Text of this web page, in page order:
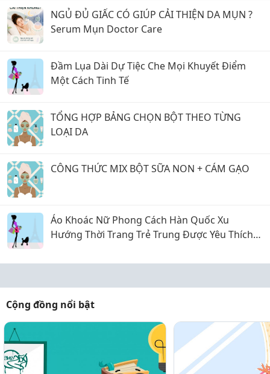
NGỦ ĐỦ GIẤC CÓ GIÚP CẢI THIỆN DA MỤN ?
Serum Mụn Doctor Care
Đầm Lụa Dài Dự Tiệc Che Mọi Khuyết Điểm
Một Cách Tinh Tế
TỔNG HỢP BẢNG CHỌN BỘT THEO TỪNG
LOẠI DA
CÔNG THỨC MIX BỘT SỮA NON + CÁM GẠO
Áo Khoác Nữ Phong Cách Hàn Quốc Xu
Hướng Thời Trang Trẻ Trung Được Yêu Thích
Cộng đồng nổi bật